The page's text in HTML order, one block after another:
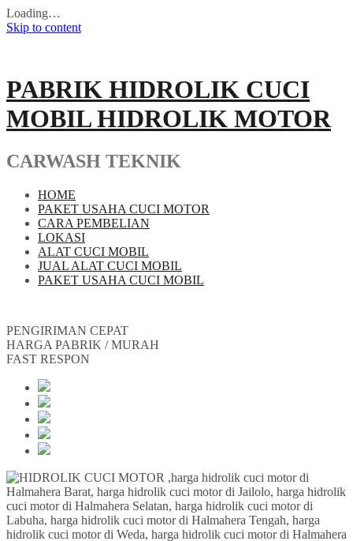
Loading…
Skip to content
PABRIK HIDROLIK CUCI
MOBIL HIDROLIK MOTOR
CARWASH TEKNIK
HOME
PAKET USAHA CUCI MOTOR
CARA PEMBELIAN
LOKASI
ALAT CUCI MOBIL
JUAL ALAT CUCI MOBIL
PAKET USAHA CUCI MOBIL
PENGIRIMAN CEPAT
HARGA PABRIK / MURAH
FAST RESPON